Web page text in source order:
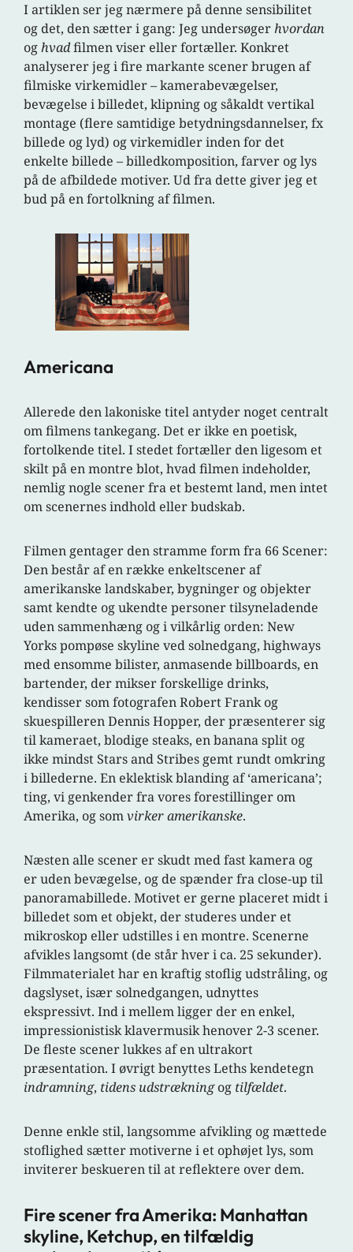
I artiklen ser jeg nærmere på denne sensibilitet
og det, den sætter i gang: Jeg undersøgerhvordan
oghvadfilmen viser eller fortæller. Konkret
analyserer jeg i fire markante scener brugen af
filmiske virkemidler – kamerabevægelser,
bevægelse i billedet, klipning og såkaldt vertikal
montage (flere samtidige betydningsdannelser, fx
billede og lyd) og virkemidler inden for det
enkelte billede – billedkomposition, farver og lys
på de afbildede motiver. Ud fra dette giver jeg et
bud på en fortolkning af filmen.
Americana
Allerede den lakoniske titel antyder noget centralt
om filmens tankegang. Det er ikke en poetisk,
fortolkende titel. I stedet fortæller den ligesom et
skilt på en montre blot, hvad filmen indeholder,
nemlig nogle scener fra et bestemt land, men intet
om scenernes indhold eller budskab.
Filmen gentager den stramme form fra 66 Scener:
Den består af en række enkeltscener af
amerikanske landskaber, bygninger og objekter
samt kendte og ukendte personer tilsyneladende
uden sammenhæng og i vilkårlig orden: New
Yorks pompøse skyline ved solnedgang, highways
med ensomme bilister, anmasende billboards, en
bartender, der mikser forskellige drinks,
kendisser som fotografen Robert Frank og
skuespilleren Dennis Hopper, der præsenterer sig
til kameraet, blodige steaks, en banana split og
ikke mindst Stars and Stribes gemt rundt omkring
i billederne. En eklektisk blanding af ‘americana’;
ting, vi genkender fra vores forestillinger om
Amerika, ogsomvirker amerikanske.
Næsten alle scener er skudt med fast kamera og
er uden bevægelse, og de spænder fra close-up til
panoramabillede. Motivet er gerne placeret midt i
billedet som et objekt, der studeres under et
mikroskop eller udstilles i en montre. Scenerne
afvikles langsomt (de står hver i ca. 25 sekunder).
Filmmaterialet har en kraftig stoflig udstråling, og
dagslyset, især solnedgangen, udnyttes
ekspressivt. Ind i mellem ligger der en enkel,
impressionistisk klavermusik henover 2-3 scener.
De fleste scener lukkes af en ultrakort
præsentation. I øvrigt benyttes Leths kendetegn
indramning, tidens udstrækningog tilfældet.
Denne enkle stil, langsomme afvikling og mættede
stoflighed sætter motiverne i et ophøjet lys, som
inviterer beskueren til at reflektere over dem.
Fire scener fra Amerika: Manhattan
skyline, Ketchup, en tilfældig